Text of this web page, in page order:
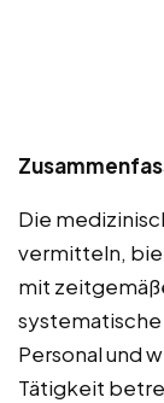
Die
vermitteln,
mit
Personal und
Tätigkeit